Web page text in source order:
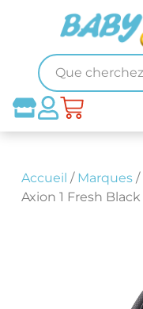
Accueil / Marques/
Axion 1 Fresh Black